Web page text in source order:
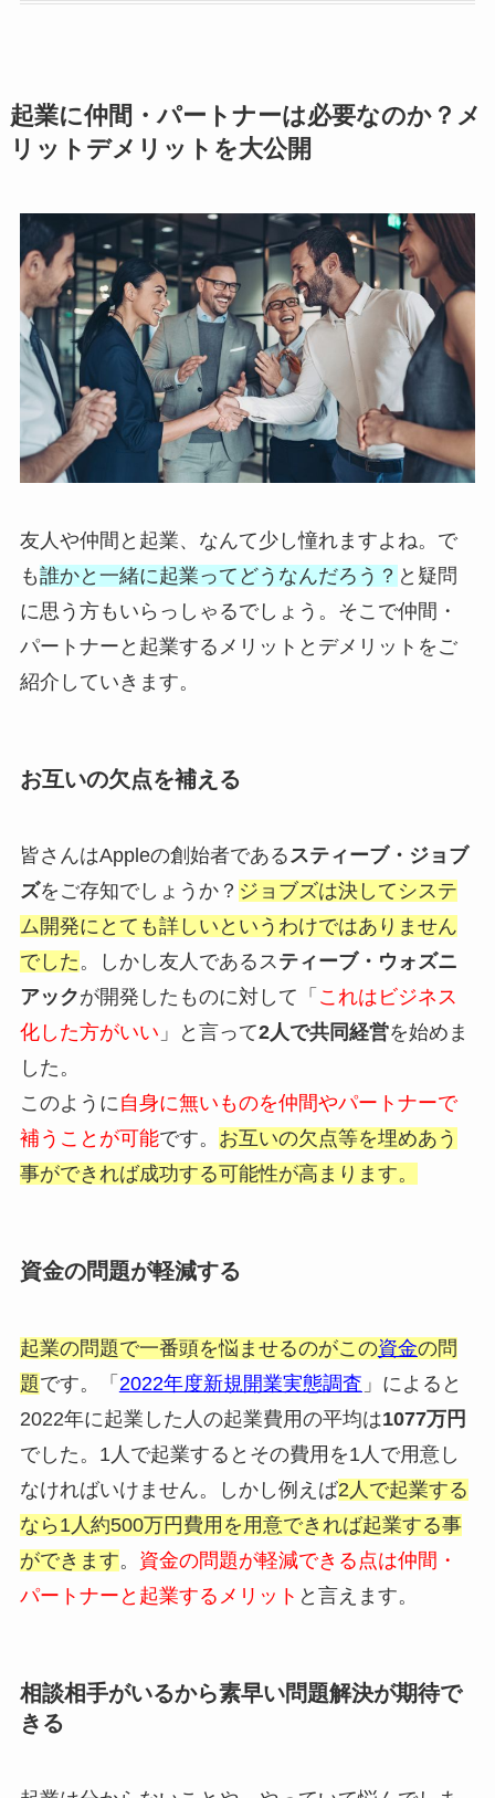
起業に仲間・パートナーは必要なのか？メ
リットデメリットを大公開
友人や仲間と起業、なんて少し憧れますよね。で
も誰かと一緒に起業ってどうなんだろう？ と疑問
に思う方もいらっしゃるでしょう。そこで仲間・
パートナーと起業するメリットとデメリットをご
紹介していきます。
お互いの欠点を補える
皆さんはAppleの創始者であるスティーブ・ジョブ
ズをご存知でしょうか？ ジョブズは決してシステ
ム開発にとても詳しいというわけではありません
でした。しかし友人であるスティーブ・ウォズニ
アックが開発したものに対して「 これはビジネス
化した方がいい 」と言って2人で共同経営を始めま
した。
このように自身に無いものを仲間やパートナーで
補うことが可能です。 お互いの欠点等を埋めあう
事ができれば成功する可能性が高まります。
資金の問題が軽減する
起業の問題で一番頭を悩ませるのがこの資金の問
題です。「 2022年度新規開業実態調査 」によると
2022年に起業した人の起業費用の平均は1077万円
でした。1人で起業するとその費用を1人で用意し
なければいけません。しかし例えば2人で起業する
なら1人約500万円費用を用意できれば起業する事
ができます。 資金の問題が軽減できる点は仲間・
パートナーと起業するメリット と言えます。
相談相手がいるから素早い問題解決が期待で
きる